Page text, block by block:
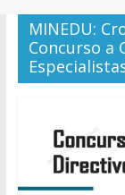
MINEDU:
Concurso a